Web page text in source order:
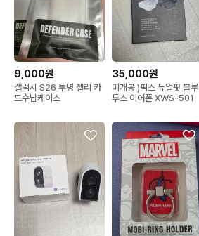
9,000원
갤럭시 S26 투명 젤리 카
드수납케이스
35,000원
미개봉 )픽스 듀얼팟 블루
투스 이어폰 XWS-501